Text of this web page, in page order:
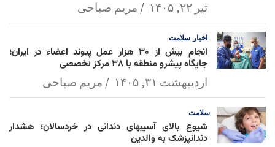
تیر ۲۲, ۱۴۰۵ مریم صباحی
اخبار سلامت
انجام بیش از ۳۰ هزار عمل پیوند اعضاء در ایران؛
جایگاه پیشرو منطقه با ۳۸ مرکز تخصصی
اردیبهشت ۳۱, ۱۴۰۵ مریم صباحی
سلامت
شیوع بالای آسیبهای دندانی در خردسالان؛ هشدار
دندانپزشک به والدین